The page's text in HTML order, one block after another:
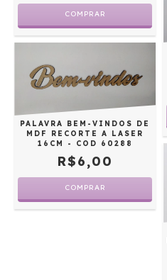
COMPRAR
PALAVRA BEM-VINDOS DE
MDF RECORTE A LASER
16CM - COD 60288
R$6,00
COMPRAR